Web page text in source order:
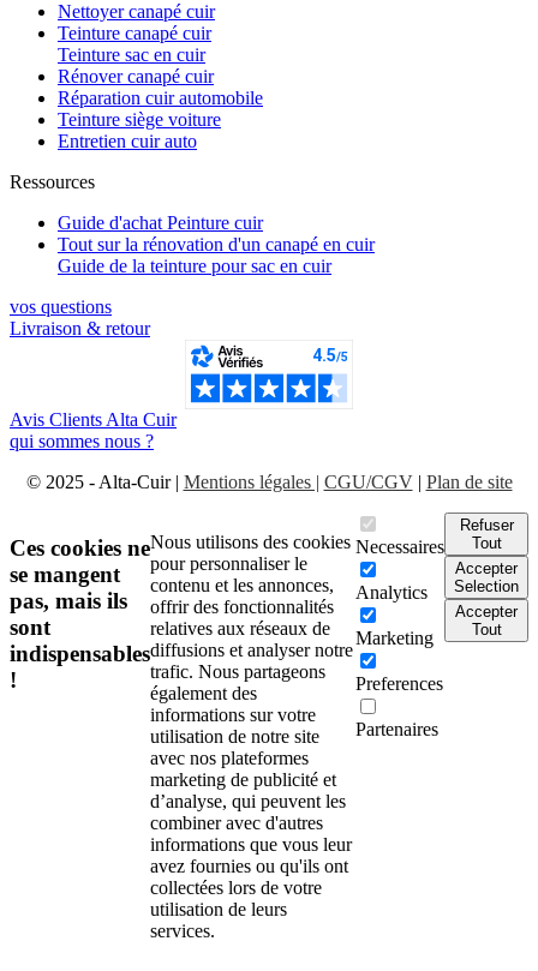
Nettoyer canapé cuir
Teinture canapé cuir
Teinture sac en cuir
Rénover canapé cuir
Réparation cuir automobile
Teinture siège voiture
Entretien cuir auto
Ressources
Guide d'achat Peinture cuir
Tout sur la rénovation d'un canapé en cuir
Guide de la teinture pour sac en cuir
vos questions​
Livraison & retour
Avis Clients Alta Cuir
qui sommes nous ?
© 2025 - Alta-Cuir | Mentions légales | CGU/CGV| Plan de site
Ces cookies ne
se mangent
pas, mais ils
sont
indispensables
!
Nous utilisons des cookies
pour personnaliser le
contenu et les annonces,
offrir des fonctionnalités
relatives aux réseaux de
diffusions et analyser notre
trafic. Nous partageons
également des
informations sur votre
utilisation de notre site
avec nos plateformes
marketing de publicité et
d’analyse, qui peuvent les
combiner avec d'autres
informations que vous leur
avez fournies ou qu'ils ont
collectées lors de votre
utilisation de leurs
services.
Necessaires
Analytics
Marketing
Preferences
Partenaires
Refuser
Tout
Accepter
Selection
Accepter
Tout